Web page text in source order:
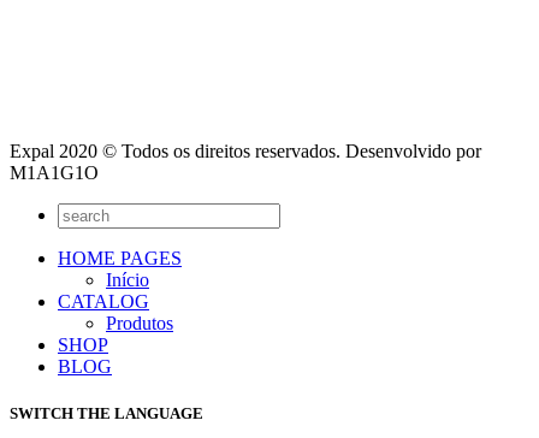
Expal 2020 © Todos os direitos reservados. Desenvolvido por
M1A1G1O
HOME PAGES
Início
CATALOG
Produtos
SHOP
BLOG
SWITCH THE LANGUAGE